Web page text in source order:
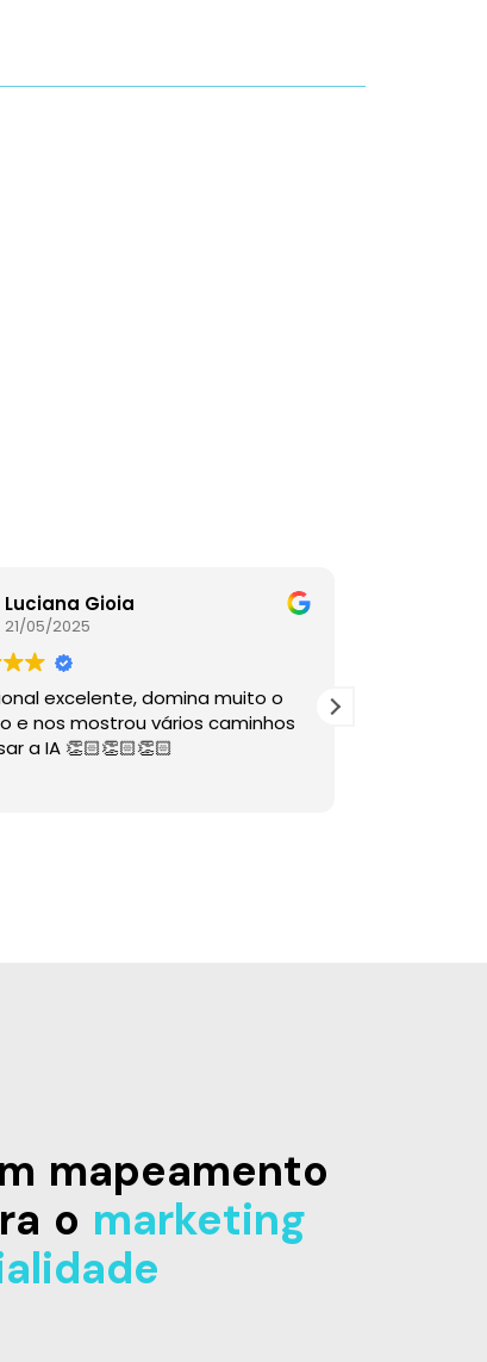
Luciana Gioia
21/05/2025
excelente, domina muito o
e nos mostrou vários caminhos
a IA 👏🏻👏🏻👏🏻
mapeamento
o marketing